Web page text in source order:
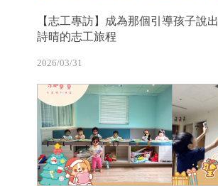
【志工專訪】成為那個引導孩子說
詩晴的志工旅程
2026/03/31